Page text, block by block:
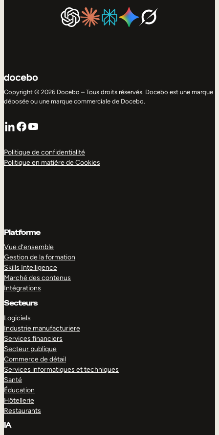
Copyright © 2026 Docebo – Tous droits réservés. Docebo est une marque
déposée ou une marque commerciale de Docebo.
LinkedIn
Facebook
YouTube
Politique de confidentialité
Politique en matière de Cookies
Platforme
Vue d’ensemble
Gestion de la formation
Skills Intelligence
Marché des contenus
Intégrations
Secteurs
Logiciels
Industrie manufacturiere
Services financiers
Secteur publique
Commerce de détail
Services informatiques et techniques
Santé
Éducation
Hôtellerie
Restaurants
IA